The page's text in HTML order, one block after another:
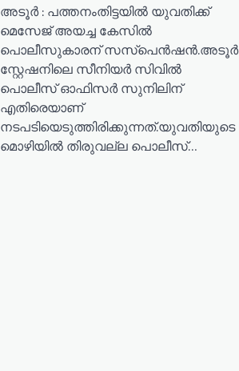
അടൂർ : പത്തനംതിട്ടയിൽ യുവതിക്ക്
മെസേജ് അയച്ച കേസിൽ
പൊലീസുകാരന് സസ്പെൻഷൻ.അടൂർ
സ്റ്റേഷനിലെ സീനിയർ സിവിൽ
പൊലീസ് ഓഫിസർ സുനിലിന്
എതിരെയാണ്
നടപടിയെടുത്തിരിക്കുന്നത്.യുവതിയുടെ
മൊഴിയിൽ തിരുവല്ല പൊലീസ്…